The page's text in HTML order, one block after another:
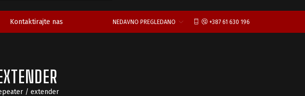
Kontaktirajte nas +387 61 630 196
NEDAVNO PREGLEDANO
/ extender